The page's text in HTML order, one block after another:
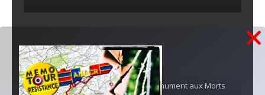
Monument Camp
Monument aux Morts